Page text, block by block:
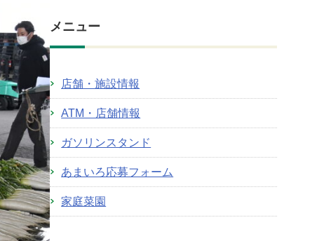
メニュー
店舗・施設情報
ATM・店舗情報
ガソリンスタンド
あまいろ応募フォーム
家庭菜園